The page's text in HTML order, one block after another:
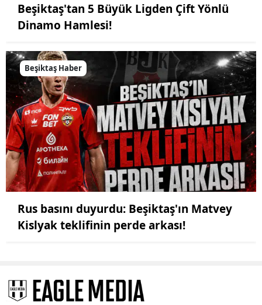
Beşiktaş'tan 5 Büyük Ligden Çift Yönlü
Dinamo Hamlesi!
Beşiktaş Haber
Rus basını duyurdu: Beşiktaş'ın Matvey
Kislyak teklifinin perde arkası!